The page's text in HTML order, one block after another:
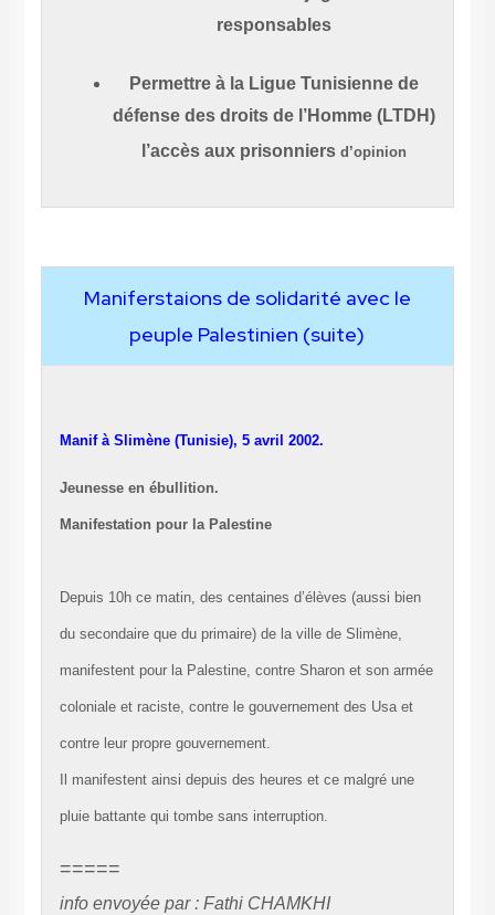
responsables
Permettre à la Ligue Tunisienne de
défense des droits de l’Homme (LTDH)
l’accès aux prisonniers d’opinion
Maniferstaions de solidarité avec le
peuple Palestinien (suite)
Manif à Slimène (Tunisie), 5 avril 2002.
Jeunesse en ébullition.
Manifestation pour la Palestine
Depuis 10h ce matin, des centaines d’élèves (aussi bien
du secondaire que du primaire) de la ville de Slimène,
manifestent pour la Palestine, contre Sharon et son armée
coloniale et raciste, contre le gouvernement des Usa et
contre leur propre gouvernement.
Il manifestent ainsi depuis des heures et ce malgré une
pluie battante qui tombe sans interruption.
=====
info envoyée par : Fathi CHAMKHI